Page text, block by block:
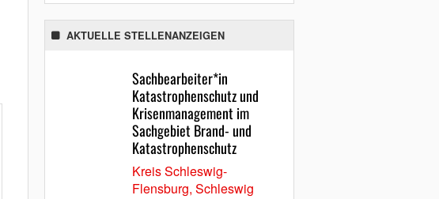
AKTUELLE STELLENANZEIGEN
Sachbearbeiter*in
Katastrophenschutz und
Krisenmanagement im
Sachgebiet Brand- und
Katastrophenschutz
Kreis Schleswig-
Flensburg, Schleswig